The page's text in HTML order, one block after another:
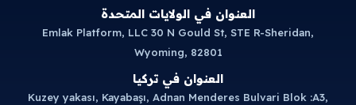
العنوان في الولايات المتحدة
Emlak Platform, LLC 30 N Gould St, STE R-Sheridan,
Wyoming, 82801
العنوان في تركيا
Kuzey yakası, Kayabaşı, Adnan Menderes Bulvari Blok :A3,